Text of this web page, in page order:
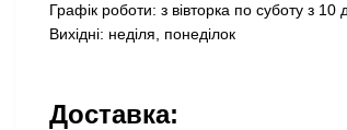
Графік роботи: з вівторка по суботу з 10
Вихідні: неділя, понеділок
Доставка: